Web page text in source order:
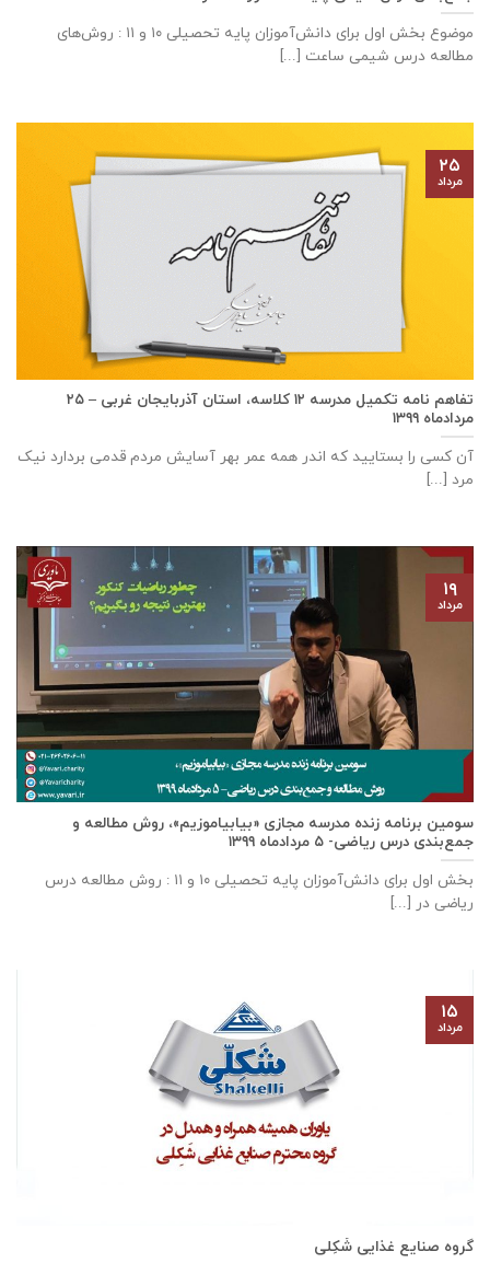
موضوع بخش اول برای دانش‌آموزان پایه تحصیلی ۱۰ و ۱۱ : روش‌های
مطالعه درس شیمی ساعت [...]
تفاهم نامه تكميل مدرسه ۱۲ كلاسه، استان آذربايجان غربی – ۲۵
مردادماه ۱۳۹۹
آن کسی را بستایید که اندر همه عمر بهر آسایش مردم قدمی بردارد نیک
مرد [...]
۲۵
مرداد
سومین برنامه زنده مدرسه مجازی «بیابیاموزیم»، روش مطالعه و
جمع‌بندی درس ریاضی- ۵ مردادماه ۱۳۹۹
بخش اول برای دانش‌آموزان پایه تحصیلی ۱۰ و ۱۱ : روش مطالعه درس
ریاضی در [...]
۱۹
مرداد
گروه صنایع غذایی شَکِلی
۱۵
مرداد